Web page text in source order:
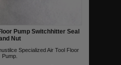
Pump Switchhitter Seal
Nut
Specialized Air Tool Floor
Pump.